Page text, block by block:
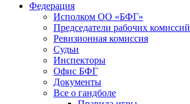
Федерация
Исполком ОО «БФГ»
Председатели рабочих комиссий
Ревизионная комиссия
Судьи
Инспекторы
Офис БФГ
Документы
Все о гандболе